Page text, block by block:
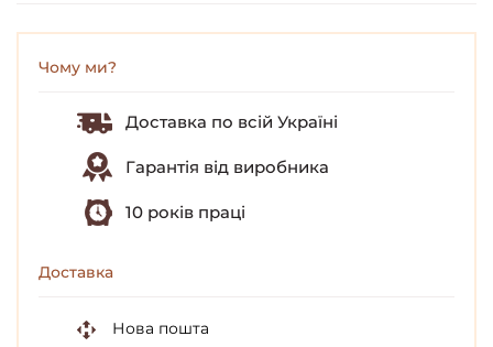
Чому ми?
Доставка по всій Україні
Гарантія від виробника
10 років праці
Доставка
Нова пошта